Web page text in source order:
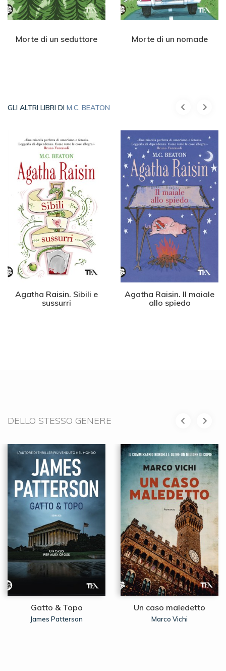
Morte di un seduttore Morte di un nomade
GLI ALTRI LIBRI DI M.C. BEATON
Agatha Raisin. Sibili e
sussurri
Agatha Raisin. Il maiale
allo spiedo
DELLO STESSO GENERE
Gatto & Topo
James Patterson
Un caso maledetto
Marco Vichi